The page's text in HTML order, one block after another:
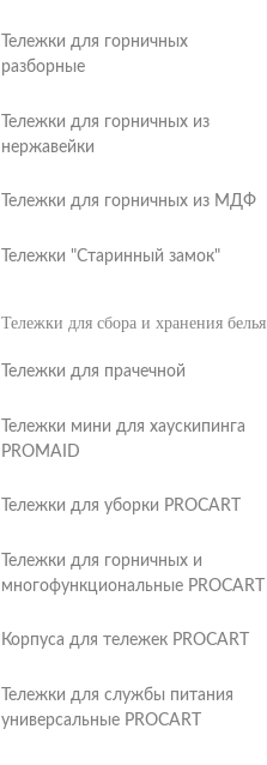
Тележки для горничных
разборные
Тележки для горничных из
нержавейки
Тележки для горничных из МДФ
Тележки "Старинный замок"
Тележки для сбора и хранения белья
Тележки для прачечной
Тележки мини для хаускипинга
PROMAID
Тележки для уборки PROCART
Тележки для горничных и
многофункциональные PROCART
Корпуса для тележек PROCART
Тележки для службы питания
универсальные PROCART